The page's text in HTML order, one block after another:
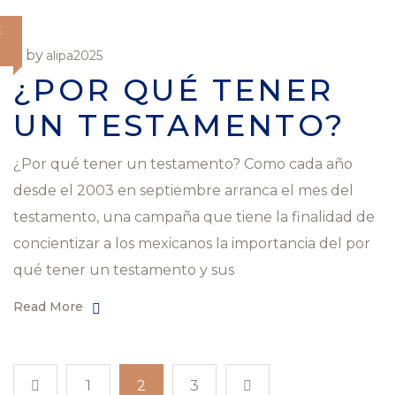
by alipa2025
¿POR QUÉ TENER
UN TESTAMENTO?
¿Por qué tener un testamento? Como cada año
desde el 2003 en septiembre arranca el mes del
testamento, una campaña que tiene la finalidad de
concientizar a los mexicanos la importancia del por
qué tener un testamento y sus
Read More
1 2 3